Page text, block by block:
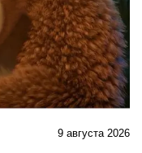
9 августа 2026